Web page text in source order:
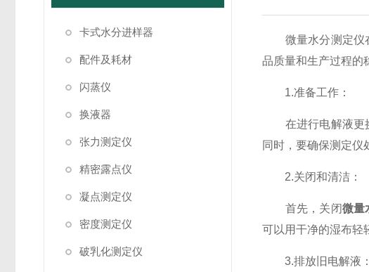
卡式水分进样器
配件及耗材
闪蒸仪
换液器
张力测定仪
精密露点仪
凝点测定仪
密度测定仪
破乳化测定仪
微量水分测定仪在
品质量和生产过程的
1.准备工作：
在进行电解液更换
同时，要确保测定仪
2.关闭和清洁：
首先，关闭微量
可以用干净的湿布轻
3.排放旧电解液：